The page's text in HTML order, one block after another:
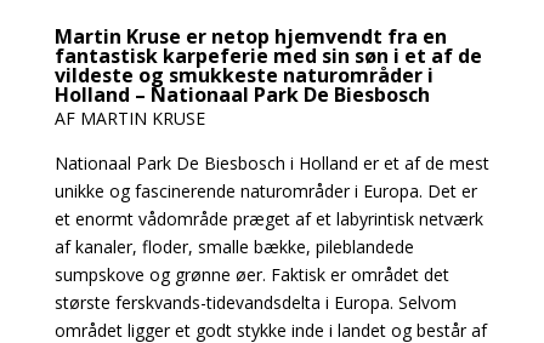
Martin Kruse er netop hjemvendt fra en
fantastisk karpeferie med sin søn i et af de
vildeste og smukkeste naturområder i
Holland – Nationaal Park De Biesbosch
AF MARTIN KRUSE
Nationaal Park De Biesbosch i Holland er et af de mest
unikke og fascinerende naturområder i Europa. Det er
et enormt vådområde præget af et labyrintisk netværk
af kanaler, floder, smalle bække, pileblandede
sumpskove og grønne øer. Faktisk er området det
største ferskvands-tidevandsdelta i Europa. Selvom
området ligger et godt stykke inde i landet og består af